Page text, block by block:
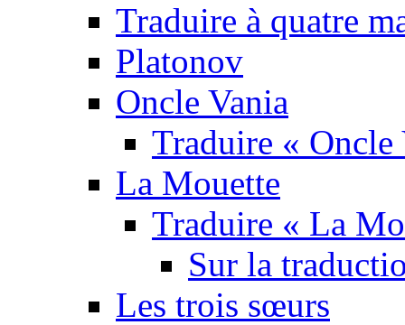
Traduire à quatre
Platonov
Oncle Vania
Traduire « Oncle
La Mouette
Traduire « La
Sur la
Les trois sœurs